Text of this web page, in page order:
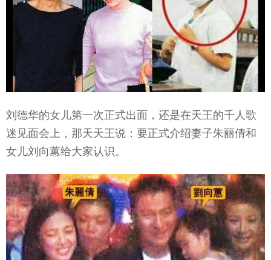
刘德华的女儿第一次正式出面，还是在天王的千人歌
迷见面会上，那天天王说：要正式介绍妻子朱丽倩和
女儿刘向蕙给大家认识。